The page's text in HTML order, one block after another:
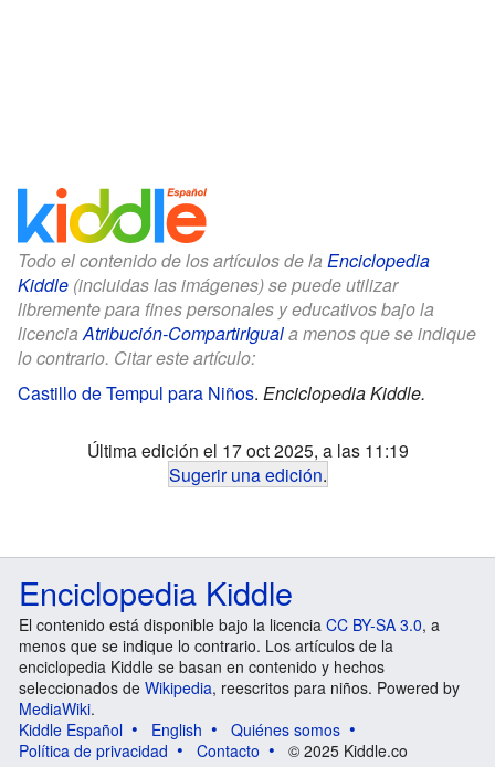
Todo el contenido de los artículos de la Enciclopedia
Kiddle (incluidas las imágenes) se puede utilizar
libremente para fines personales y educativos bajo la
licenciaAtribución-CompartirIguala menos que se indique
lo contrario. Citar este artículo:
Castillo de Tempul para Niños. Enciclopedia Kiddle.
Última edición el 17 oct 2025, a las 11:19
Sugerir una edición.
Enciclopedia Kiddle
El contenido está disponible bajo la licencia CC BY-SA 3.0, a
menos que se indique lo contrario. Los artículos de la
enciclopedia Kiddle se basan en contenido y hechos
seleccionados de Wikipedia, reescritos para niños. Powered by
MediaWiki.
Kiddle Español
English
Quiénes somos
Política de privacidad
Contacto © 2025 Kiddle.co